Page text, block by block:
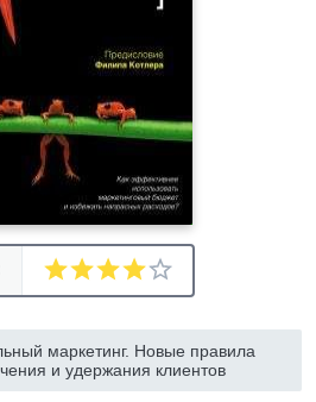
маркетинг. Новые правила
и удержания клиентов